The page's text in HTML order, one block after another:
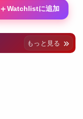
＋Watchlistに追加
もっと見る